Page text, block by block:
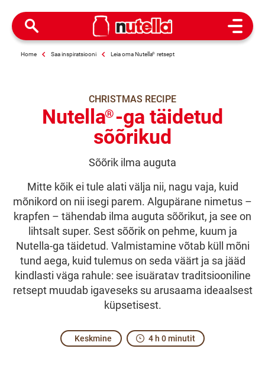
Open
Home Saa inspiratsiooni Leia oma Nutella® retsept
CHRISTMAS RECIPE
Nutella®-ga täidetud
sõõrikud
Sõõrik ilma auguta
Mitte kõik ei tule alati välja nii, nagu vaja, kuid
mõnikord on nii isegi parem. Algupärane nimetus –
krapfen – tähendab ilma auguta sõõrikut, ja see on
lihtsalt super. Sest sõõrik on pehme, kuum ja
Nutella-ga täidetud. Valmistamine võtab küll mõni
tund aega, kuid tulemus on seda väärt ja sa jääd
kindlasti väga rahule: see isuäratav traditsiooniline
retsept muudab igaveseks su arusaama ideaalsest
küpsetisest.
Keskmine 4 h 0 minutit